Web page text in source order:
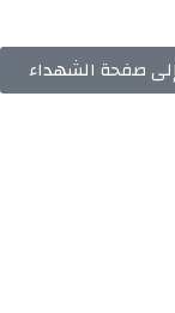
صفحة الشهداء